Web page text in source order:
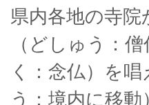
県内各地の寺
（どしゅう：
く：念仏）を
う：境内に移